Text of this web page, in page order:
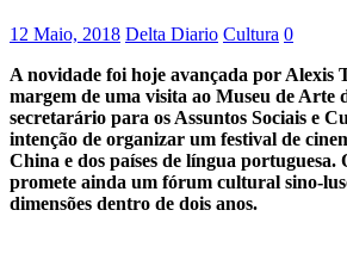
12 Maio, 2018 Delta Diario Cultura 0
A novidade foi hoje avançada por Alexis
margem de uma visita ao Museu de Arte
secretarário para os Assuntos Sociais e
intenção de organizar um festival de
China e dos países de língua portuguesa.
promete ainda um fórum cultural sino-
dimensões dentro de dois anos.